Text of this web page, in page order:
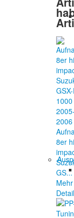
8er
GS...
Mehr